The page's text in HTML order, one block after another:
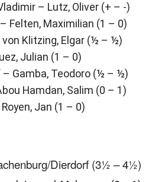
– Lutz, Oliver (+ – -)
Felten, Maximilian (1 – 0)
von Klitzing, Elgar (½ – ½)
Julian (1 – 0)
– Gamba, Teodoro (½ – ½)
Hamdan, Salim (0 – 1)
Jan (1 – 0)
Dierdorf (3½ – 4½)